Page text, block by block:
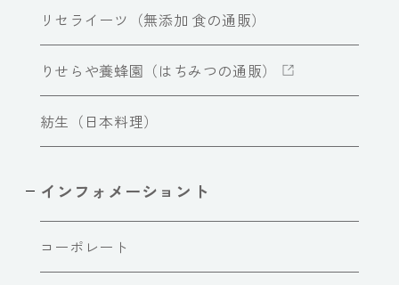
リセライーツ（無添加 食の通販）
りせらや養蜂園（はちみつの通販）
紡生（日本料理）
インフォメーショント
コーポレート